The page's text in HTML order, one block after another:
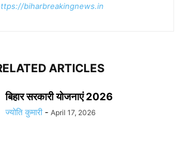
biharbreakingnews.in
ARTICLES
बिहार सरकारी योजनाएं 2026
ज्योति कुमारी - April 17, 2026